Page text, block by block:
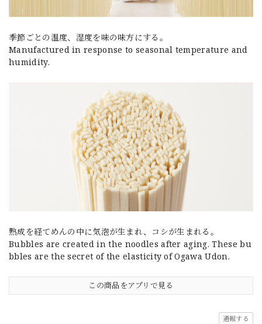
季節ごとの温度、湿度を味の味方にする。
Manufactured in response to seasonal temperature and
humidity.
熟成を経てめんの中に気泡が生まれ、コシが生まれる。
Bubbles are created in the noodles after aging. These bu
bbles are the secret of the elasticity of Ogawa Udon.
この商品をアプリで見る
通報する